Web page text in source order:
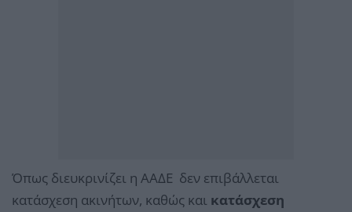
Όπως διευκρινίζει η ΑΑΔΕ δεν επιβάλλεται
κατάσχεση ακινήτων, καθώς και κατάσχεση